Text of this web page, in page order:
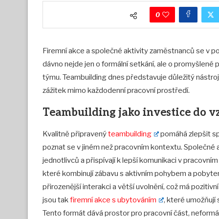
0
Firemní akce a společné aktivity zaměstnanců se v
dávno nejde jen o formální setkání, ale o
týmu. Teambuilding dnes představuje důležitý
zážitek mimo každodenní pracovní prostředí.
Teambuilding jako investice do
Kvalitně připravenýteambuilding
pomáhá zlepšit
poznat se v jiném než pracovním kontextu.
jednotlivců a přispívají k lepší komunikaci v
které kombinují zábavu s aktivním pohybem a
přirozenější interakci a větší uvolnění, což má
jsou takfiremní akce s ubytováním
, které umožňují
Tento formát dává prostor pro pracovní část,